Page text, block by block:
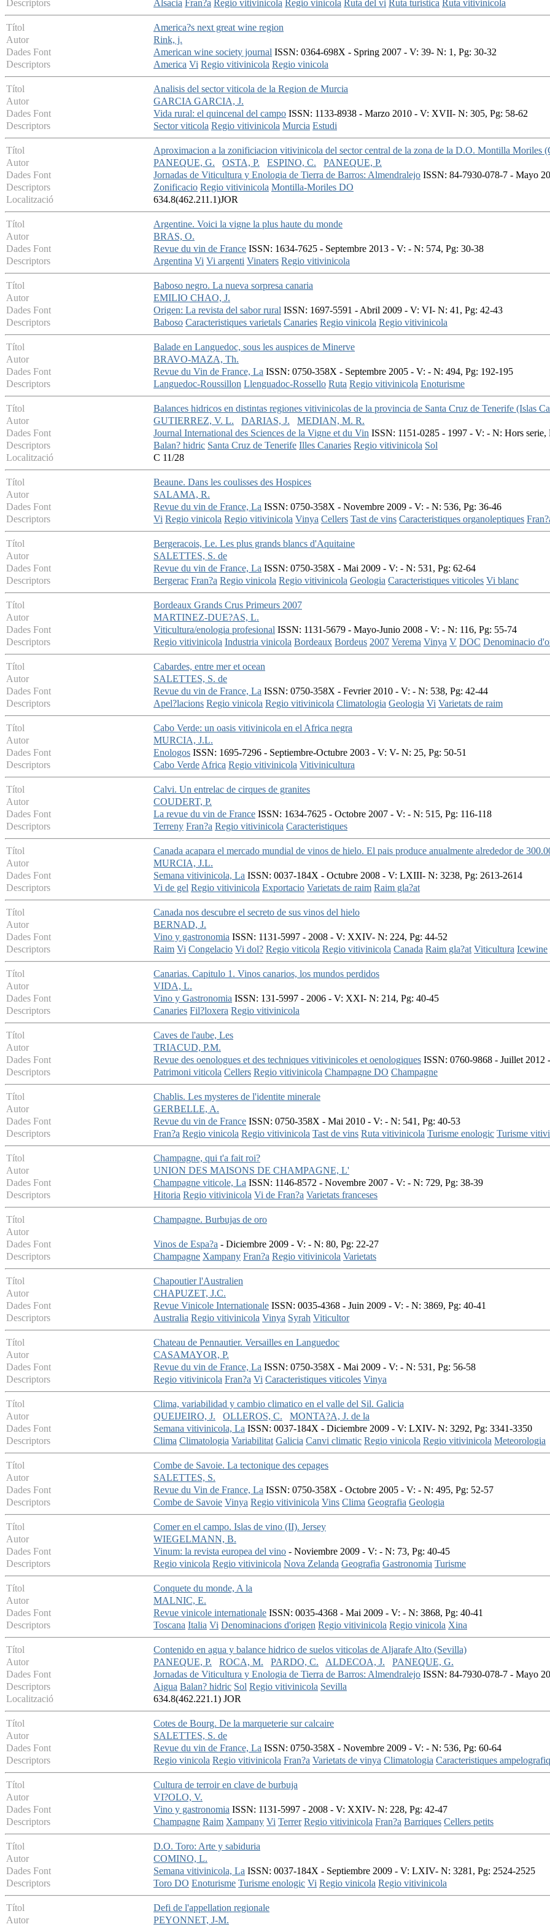
Descriptors Alsacia Fran?a Regio vitivinicola Regio vinicola Ruta del vi Ruta turistica Ruta vitivinicola
Títol
America?s next great wine region
Autor
Rink, j.
Dades Font
American wine society journal ISSN: 0364-698X - Spring 2007 - V: 39- N: 1, Pg: 30-32
Descriptors
America Vi Regio vitivinicola Regio vinicola
Títol
Analisis del sector viticola de la Region de Murcia
Autor
GARCIA GARCIA, J.
Dades Font
Vida rural: el quincenal del campo ISSN: 1133-8938 - Marzo 2010 - V: XVII- N: 305, Pg: 58-62
Descriptors
Sector viticola Regio vitivinicola Murcia Estudi
Títol
Aproximacion a la zonificiacion vitivinicola del sector central de la zona de la D.O. Montilla Moriles
Autor
PANEQUE, G. OSTA, P. ESPINO, C.
PANEQUE, P.
Dades Font
Jornadas de Viticultura y Enologia de Tierra de Barros: Almendralejo ISSN: 84-7930-078-7 - Mayo
Descriptors
Zonificacio Regio vitivinicola Montilla-Moriles DO
Localització
634.8(462.211.1)JOR
Títol
Argentine. Voici la vigne la plus haute du monde
Autor
BRAS, O.
Dades Font
Revue du vin de France ISSN: 1634-7625 - Septembre 2013 - V: - N: 574, Pg: 30-38
Descriptors
Argentina Vi Vi argenti Vinaters Regio vitivinicola
Títol
Baboso negro. La nueva sorpresa canaria
Autor
EMILIO CHAO, J.
Dades Font
Origen: La revista del sabor rural ISSN: 1697-5591 - Abril 2009 - V: VI- N: 41, Pg: 42-43
Descriptors
Baboso Caracteristiques varietals Canaries Regio vinicola Regio vitivinicola
Títol
Balade en Languedoc, sous les auspices de Minerve
Autor
BRAVO-MAZA, Th.
Dades Font
Revue du Vin de France, La ISSN: 0750-358X - Septembre 2005 - V: - N: 494, Pg: 192-195
Descriptors
Languedoc-Roussillon Llenguadoc-Rossello Ruta Regio vitivinicola Enoturisme
Títol
Balances hidricos en distintas regiones vitivinicolas de la provincia de Santa Cruz de Tenerife (Islas
Autor
GUTIERREZ, V. L. DARIAS, J.
MEDIAN, M. R.
Dades Font
Journal International des Sciences de la Vigne et du Vin ISSN: 1151-0285 - 1997 - V: - N: Hors serie,
Descriptors
Balan? hidric Santa Cruz de Tenerife Illes Canaries Regio vitivinicola Sol
Localització
C 11/28
Títol
Beaune. Dans les coulisses des Hospices
Autor
SALAMA, R.
Dades Font
Revue du vin de France, La ISSN: 0750-358X - Novembre 2009 - V: - N: 536, Pg: 36-46
Descriptors
Vi Regio vinicola Regio vitivinicola Vinya Cellers Tast de vins Caracteristiques organoleptiques
Títol
Bergeracois, Le. Les plus grands blancs d'Aquitaine
Autor
SALETTES, S. de
Dades Font
Revue du vin de France, La ISSN: 0750-358X - Mai 2009 - V: - N: 531, Pg: 62-64
Descriptors
Bergerac Fran?a Regio vinicola Regio vitivinicola Geologia Caracteristiques viticoles Vi blanc
Títol
Bordeaux Grands Crus Primeurs 2007
Autor
MARTINEZ-DUE?AS, L.
Dades Font
Viticultura/enologia profesional ISSN: 1131-5679 - Mayo-Junio 2008 - V: - N: 116, Pg: 55-74
Descriptors
Regio vitivinicola Industria vinicola Bordeaux Bordeus 2007 Verema Vinya V DOC Denominacio
Títol
Cabardes, entre mer et ocean
Autor
SALETTES, S. de
Dades Font
Revue du vin de France, La ISSN: 0750-358X - Fevrier 2010 - V: - N: 538, Pg: 42-44
Descriptors
Apel?lacions Regio vinicola Regio vitivinicola Climatologia Geologia Vi Varietats de raim
Títol
Cabo Verde: un oasis vitivinicola en el Africa negra
Autor
MURCIA, J.L.
Dades Font
Enologos ISSN: 1695-7296 - Septiembre-Octubre 2003 - V: V- N: 25, Pg: 50-51
Descriptors
Cabo VerdeAfrica Regio vitivinicola Vitivinicultura
Títol
Calvi. Un entrelac de cirques de granites
Autor
COUDERT, P.
Dades Font
La revue du vin de France ISSN: 1634-7625 - Octobre 2007 - V: - N: 515, Pg: 116-118
Descriptors
Terreny Fran?a Regio vitivinicola Caracteristiques
Títol
Canada acapara el mercado mundial de vinos de hielo. El pais produce anualmente alrededor de
Autor
MURCIA, J.L.
Dades Font
Semana vitivinicola, La ISSN: 0037-184X - Octubre 2008 - V: LXIII- N: 3238, Pg: 2613-2614
Descriptors
Vi de gel Regio vitivinicola Exportacio Varietats de raim Raim gla?at
Títol
Canada nos descubre el secreto de sus vinos del hielo
Autor
BERNAD, J.
Dades Font
Vino y gastronomia ISSN: 1131-5997 - 2008 - V: XXIV- N: 224, Pg: 44-52
Descriptors
Raim Vi Congelacio Vi dol? Regio viticola Regio vitivinicola Canada Raim gla?at Viticultura Icewine
Títol
Canarias. Capitulo 1. Vinos canarios, los mundos perdidos
Autor
VIDA, L.
Dades Font
Vino y Gastronomia ISSN: 131-5997 - 2006 - V: XXI- N: 214, Pg: 40-45
Descriptors
Canaries Fil?loxera Regio vitivinicola
Títol
Caves de l'aube, Les
Autor
TRIACUD, P.M.
Dades Font
Revue des oenologues et des techniques vitivinicoles et oenologiques ISSN: 0760-9868 - Juillet 2012
Descriptors
Patrimoni viticola Cellers Regio vitivinicola Champagne DO Champagne
Títol
Chablis. Les mysteres de l'identite minerale
Autor
GERBELLE, A.
Dades Font
Revue du vin de France ISSN: 0750-358X - Mai 2010 - V: - N: 541, Pg: 40-53
Descriptors
Fran?a Regio vinicola Regio vitivinicola Tast de vins Ruta vitivinicola Turisme enologic Turisme
Títol
Champagne, qui t'a fait roi?
Autor
UNION DES MAISONS DE CHAMPAGNE, L'
Dades Font
Champagne viticole, La ISSN: 1146-8572 - Novembre 2007 - V: - N: 729, Pg: 38-39
Descriptors
Hitoria Regio vitivinicola Vi de Fran?a Varietats franceses
Títol
Champagne. Burbujas de oro
Autor
Dades Font
Vinos de Espa?a - Diciembre 2009 - V: - N: 80, Pg: 22-27
Descriptors
Champagne Xampany Fran?a Regio vitivinicola Varietats
Títol
Chapoutier l'Australien
Autor
CHAPUZET, J.C.
Dades Font
Revue Vinicole Internationale ISSN: 0035-4368 - Juin 2009 - V: - N: 3869, Pg: 40-41
Descriptors
Australia Regio vitivinicola Vinya Syrah Viticultor
Títol
Chateau de Pennautier. Versailles en Languedoc
Autor
CASAMAYOR, P.
Dades Font
Revue du vin de France, La ISSN: 0750-358X - Mai 2009 - V: - N: 531, Pg: 56-58
Descriptors
Regio vitivinicola Fran?a Vi Caracteristiques viticoles Vinya
Títol
Clima, variabilidad y cambio climatico en el valle del Sil. Galicia
Autor
QUEIJEIRO, J. OLLEROS, C.
MONTA?A, J. de la
Dades Font
Semana vitivinicola, La ISSN: 0037-184X - Diciembre 2009 - V: LXIV- N: 3292, Pg: 3341-3350
Descriptors
Clima Climatologia Variabilitat Galicia Canvi climatic Regio vinicola Regio vitivinicola Meteorologia
Títol
Combe de Savoie. La tectonique des cepages
Autor
SALETTES, S.
Dades Font
Revue du Vin de France, La ISSN: 0750-358X - Octobre 2005 - V: - N: 495, Pg: 52-57
Descriptors
Combe de Savoie Vinya Regio vitivinicola Vins Clima Geografia Geologia
Títol
Comer en el campo. Islas de vino (II). Jersey
Autor
WIEGELMANN, B.
Dades Font
Vinum: la revista europea del vino - Noviembre 2009 - V: - N: 73, Pg: 40-45
Descriptors
Regio vinicola Regio vitivinicola Nova Zelanda Geografia Gastronomia Turisme
Títol
Conquete du monde, A la
Autor
MALNIC, E.
Dades Font
Revue vinicole internationale ISSN: 0035-4368 - Mai 2009 - V: - N: 3868, Pg: 40-41
Descriptors
Toscana Italia Vi Denominacions d'origen Regio vitivinicola Regio vinicola Xina
Títol
Contenido en agua y balance hidrico de suelos viticolas de Aljarafe Alto (Sevilla)
Autor
PANEQUE, P. ROCA, M. PARDO, C. ALDECOA, J.
PANEQUE, G.
Dades Font
Jornadas de Viticultura y Enologia de Tierra de Barros: Almendralejo ISSN: 84-7930-078-7 - Mayo
Descriptors
Aigua Balan? hidric Sol Regio vitivinicola Sevilla
Localització
634.8(462.221.1) JOR
Títol
Cotes de Bourg. De la marqueterie sur calcaire
Autor
SALETTES, S. de
Dades Font
Revue du vin de France, La ISSN: 0750-358X - Novembre 2009 - V: - N: 536, Pg: 60-64
Descriptors
Regio vinicola Regio vitivinicola Fran?a Varietats de vinya Climatologia Caracteristiques
Títol
Cultura de terroir en clave de burbuja
Autor
VI?OLO, V.
Dades Font
Vino y gastronomia ISSN: 1131-5997 - 2008 - V: XXIV- N: 228, Pg: 42-47
Descriptors
Champagne Raim Xampany Vi Terrer Regio vitivinicola Fran?a Barriques Cellers petits
Títol
D.O. Toro: Arte y sabiduria
Autor
COMINO, L.
Dades Font
Semana vitivinicola, La ISSN: 0037-184X - Septiembre 2009 - V: LXIV- N: 3281, Pg: 2524-2525
Descriptors
Toro DO Enoturisme Turisme enologic Vi Regio vinicola Regio vitivinicola
Títol
Defi de l'appellation regionale
Autor
PEYONNET, J-M.